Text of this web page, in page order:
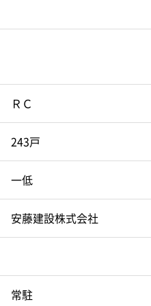
ＲＣ
243戸
一低
安藤建設株式会社
常駐